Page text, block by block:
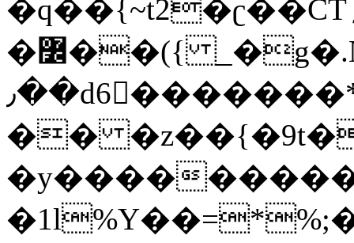
�q��{~t2�ʗ��CT؍���������{�~}ur����u�}o����(�:�j���=����{�۝Vo�An��J^��������M\M�'{{l�i
�߼��({ _�g�.Nfӻg����f7z91o^��̤^�>��2�`�:|#dk�{>�>>&�tsw�Nwo�?
٫��d6򆧇�������*��[|^]oo���NW~zz>�X&�u�=K?
��
�y����